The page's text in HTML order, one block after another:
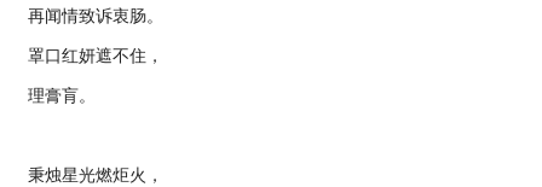
再闻情致诉衷肠。
罩口红妍遮不住，
理膏肓。
秉烛星光燃炬火，